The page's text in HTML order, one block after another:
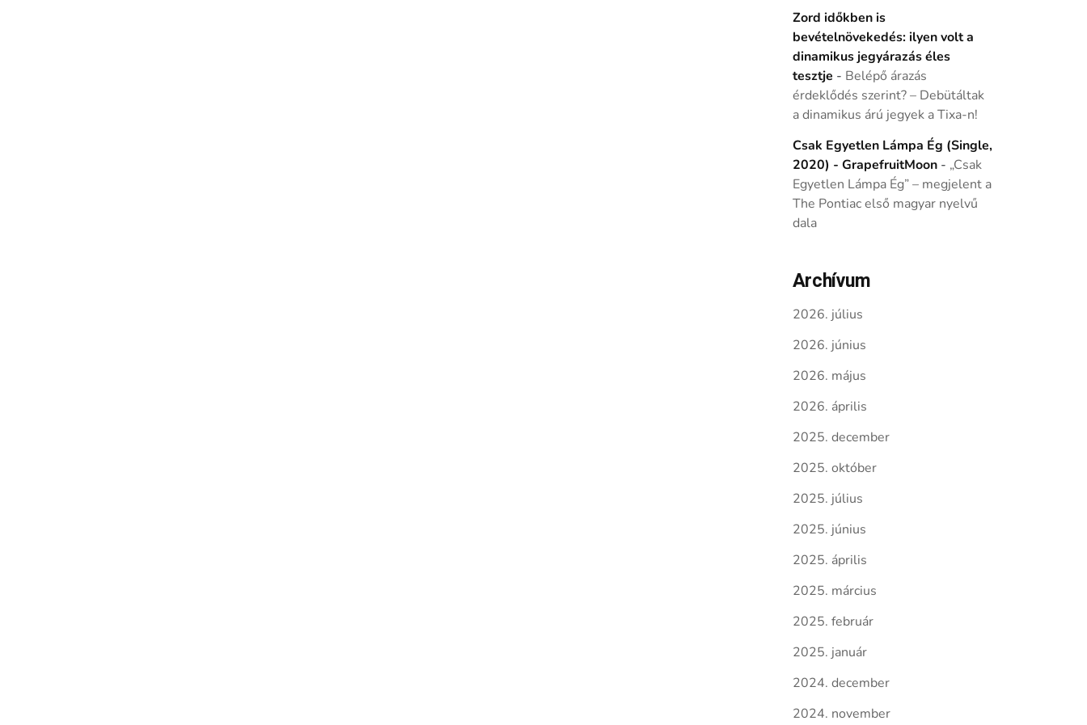
Zord időkben is
bevételnövekedés: ilyen volt a
dinamikus jegyárazás éles
tesztje - Belépő árazás
érdeklődés szerint? – Debütáltak
a dinamikus árú jegyek a Tixa-n!
Csak Egyetlen Lámpa Ég (Single,
2020) - GrapefruitMoon- „Csak
Egyetlen Lámpa Ég” – megjelent a
The Pontiac első magyar nyelvű
dala
Archívum
2026. július
2026. június
2026. május
2026. április
2025. december
2025. október
2025. július
2025. június
2025. április
2025. március
2025. február
2025. január
2024. december
2024. november